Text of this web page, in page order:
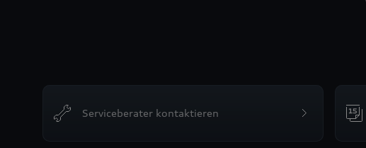
Serviceberater kontaktieren